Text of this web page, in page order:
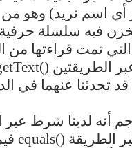
أي اسم نريد) وهو من
فيه سلسلة
التي تمت قراءتها
الطريقتين
قد تحدثنا عنهما في
الطريقة equals()